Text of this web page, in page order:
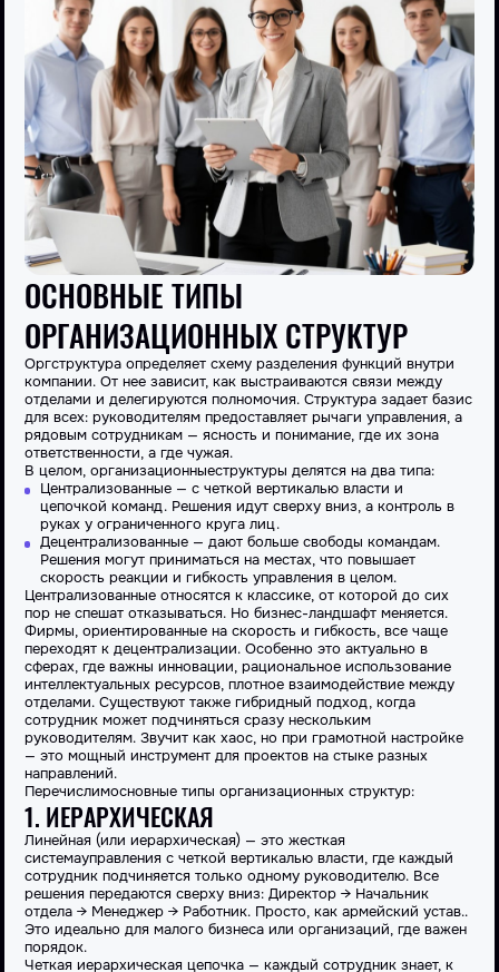
ОСНОВНЫЕ ТИПЫ
ОРГАНИЗАЦИОННЫХ СТРУКТУР
Оргструктура определяет схему разделения функций внутри
компании. От нее зависит, как выстраиваются связи между
отделами и делегируются полномочия. Структура задает базис
для всех: руководителям предоставляет рычаги управления, а
рядовым сотрудникам — ясность и понимание, где их зона
ответственности, а где чужая.
В целом, организационныеструктуры делятся на два типа:
Централизованные — с четкой вертикалью власти и
цепочкой команд. Решения идут сверху вниз, а контроль в
руках у ограниченного круга лиц.
Децентрализованные — дают больше свободы командам.
Решения могут приниматься на местах, что повышает
скорость реакции и гибкость управления в целом.
Централизованные относятся к классике, от которой до сих
пор не спешат отказываться. Но бизнес-ландшафт меняется.
Фирмы, ориентированные на скорость и гибкость, все чаще
переходят к децентрализации. Особенно это актуально в
сферах, где важны инновации, рациональное использование
интеллектуальных ресурсов, плотное взаимодействие между
отделами. Существуют также гибридный подход, когда
сотрудник может подчиняться сразу нескольким
руководителям. Звучит как хаос, но при грамотной настройке
— это мощный инструмент для проектов на стыке разных
направлений.
Перечислимосновные типы организационных структур:
1. ИЕРАРХИЧЕСКАЯ
Линейная (или иерархическая) — это жесткая
системауправления с четкой вертикалью власти, где каждый
сотрудник подчиняется только одному руководителю. Все
решения передаются сверху вниз: Директор → Начальник
отдела → Менеджер → Работник. Просто, как армейский устав..
Это идеально для малого бизнеса или организаций, где важен
порядок.
Четкая иерархическая цепочка — каждый сотрудник знает, к